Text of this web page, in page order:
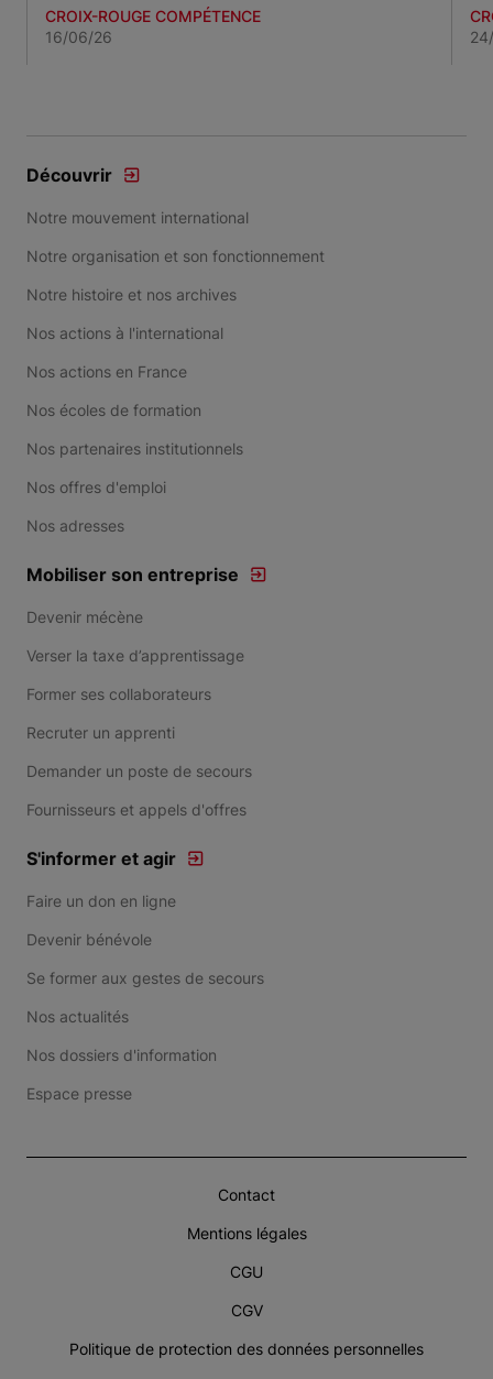
CROIX-ROUGE COMPÉTENCE
16/06/26
Découvrir
Notre mouvement international
Notre organisation et son fonctionnement
Notre histoire et nos archives
Nos actions à l'international
Nos actions en France
Nos écoles de formation
Nos partenaires institutionnels
Nos offres d'emploi
Nos adresses
Mobiliser son entreprise
Devenir mécène
Verser la taxe d’apprentissage
Former ses collaborateurs
Recruter un apprenti
Demander un poste de secours
Fournisseurs et appels d'offres
S'informer et agir
Faire un don en ligne
Devenir bénévole
Se former aux gestes de secours
Nos actualités
Nos dossiers d'information
Espace presse
Contact
Mentions légales
CGU
CGV
Politique de protection des données personnelles